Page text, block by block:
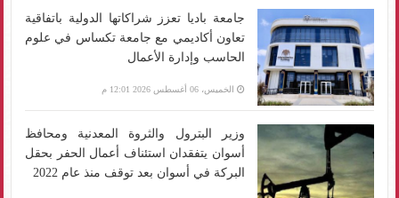
جامعة باديا تعزز شراكاتها الدولية باتفاقية
تعاون أكاديمي مع جامعة تكساس في علوم
الحاسب وإدارة الأعمال
الخميس، 06 أغسطس 2026 12:01 م
وزير البترول والثروة المعدنية ومحافظ
أسوان يتفقدان استئناف أعمال الحفر بحقل
البركة في أسوان بعد توقف منذ عام 2022